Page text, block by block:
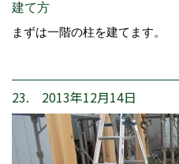
建て方
まずは一階の柱を建てます。
23. 2013年12月14日